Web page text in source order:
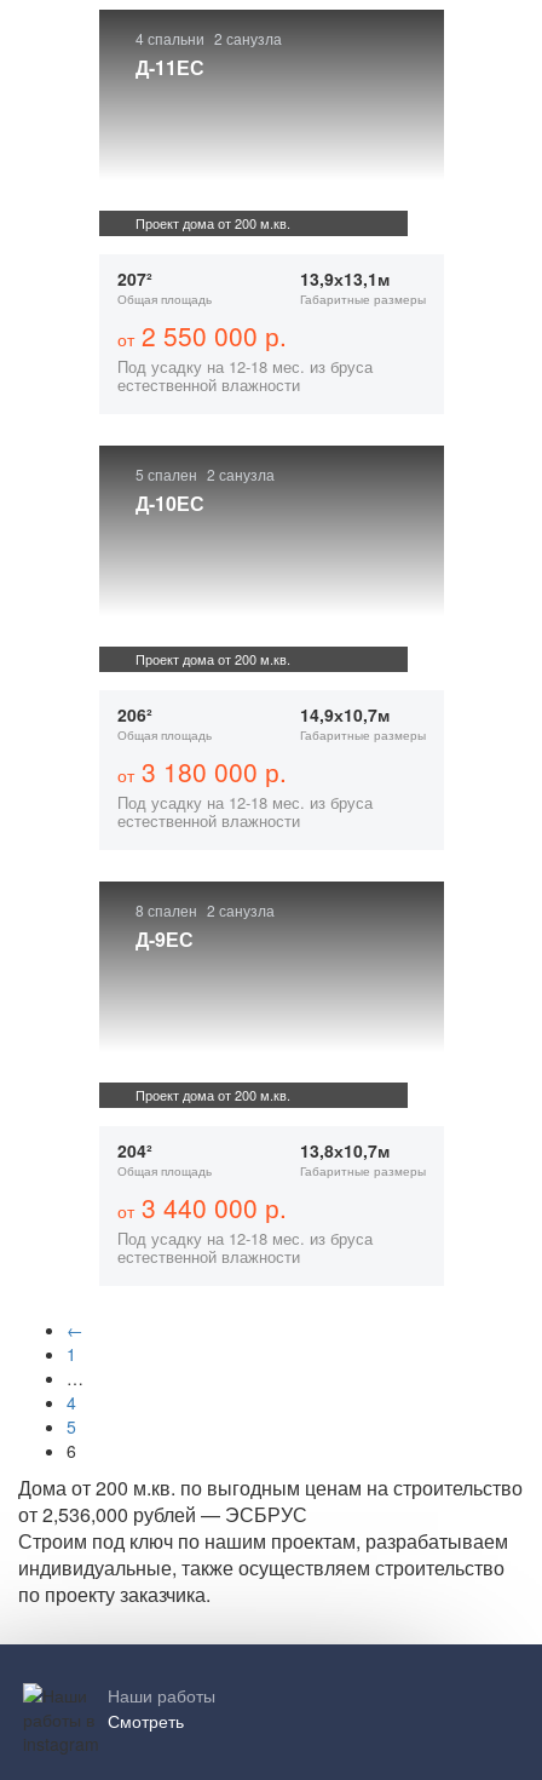
4 спальни 2 санузла
Д-11ЕС
Проект дома от 200 м.кв.
207²
Общая площадь
13,9х13,1м
Габаритные размеры
от2 550 000 р.
Под усадку на 12-18 мес. из бруса
естественной влажности
5 спален 2 санузла
Д-10ЕС
Проект дома от 200 м.кв.
206²
Общая площадь
14,9х10,7м
Габаритные размеры
от3 180 000 р.
Под усадку на 12-18 мес. из бруса
естественной влажности
8 спален 2 санузла
Д-9ЕС
Проект дома от 200 м.кв.
204²
Общая площадь
13,8х10,7м
Габаритные размеры
от3 440 000 р.
Под усадку на 12-18 мес. из бруса
естественной влажности
←
1
…
4
5
6
Дома от 200 м.кв. по выгодным ценам на строительство
от 2,536,000 рублей — ЭСБРУС
Строим под ключ по нашим проектам, разрабатываем
индивидуальные, также осуществляем строительство
по проекту заказчика.
Наши работы
Смотреть